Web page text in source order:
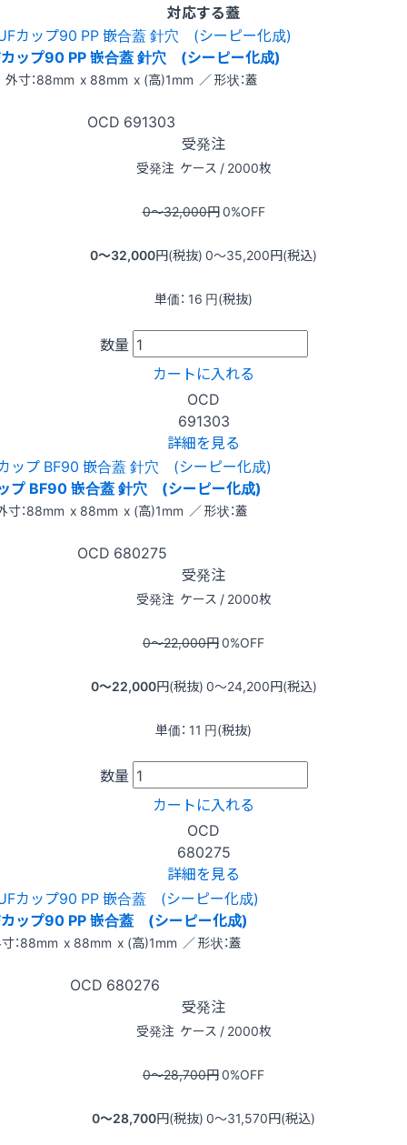
対応する蓋
ップ90 PP 嵌合蓋 針穴 (シーピー化成)
外寸：88mm x 88mm x (高)1mm ／ 形状：蓋
OCD 691303
受発注
受発注 ケース / 2000枚
0〜32,000円0%OFF
0〜32,000円(税抜) 0〜35,200円(税込)
単価： 16 円(税抜)
数量
カートに入れる
OCD
691303
詳細を見る
プ BF90 嵌合蓋 針穴 (シーピー化成)
寸：88mm x 88mm x (高)1mm ／ 形状：蓋
OCD 680275
受発注
受発注 ケース / 2000枚
0〜22,000円0%OFF
0〜22,000円(税抜) 0〜24,200円(税込)
単価： 11 円(税抜)
数量
カートに入れる
OCD
680275
詳細を見る
ップ90 PP 嵌合蓋 (シーピー化成)
：88mm x 88mm x (高)1mm ／ 形状：蓋
OCD 680276
受発注
受発注 ケース / 2000枚
0〜28,700円0%OFF
0〜28,700円(税抜) 0〜31,570円(税込)